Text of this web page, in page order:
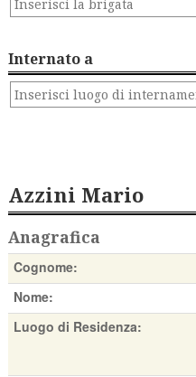
Internato a
Azzini Mario
Anagrafica
Cognome:
Nome:
Luogo di Residenza: